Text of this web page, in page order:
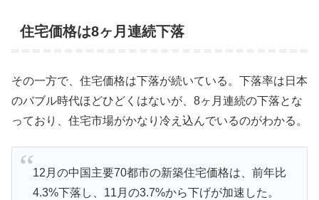
住宅価格は8ヶ月連続下落
その一方で、住宅価格は下落が続いている。下落率は日本
のバブル時代ほどひどくはないが、8ヶ月連続の下落とな
っており、住宅市場がかなり冷え込んでいるのがわかる。
12月の中国主要70都市の新築住宅価格は、前年比
4.3%下落し、11月の3.7%から下げが加速した。